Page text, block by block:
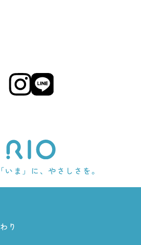
いま」に、やさしさを。
り